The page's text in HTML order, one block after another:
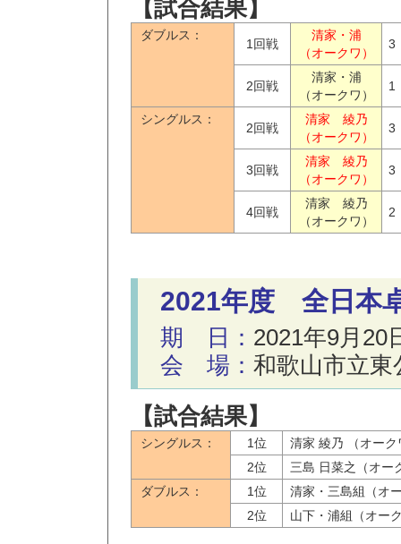
【試合結果】
ダブルス：
1回戦
清家・浦
（オークワ）
3
2回戦
清家・浦
（オークワ）
1
シングルス：
2回戦
清家 綾乃
（オークワ）
3
3回戦
清家 綾乃
（オークワ）
3
4回戦
清家 綾乃
（オークワ）
2
2021年度 全日本
期 日： 2021年9月20
会 場： 和歌山市立東
【試合結果】
シングルス： 1位
清家 綾乃 （オーク
2位
三島 日菜之（オー
ダブルス：
1位
清家・三島組（オ
2位
山下・浦組（オー